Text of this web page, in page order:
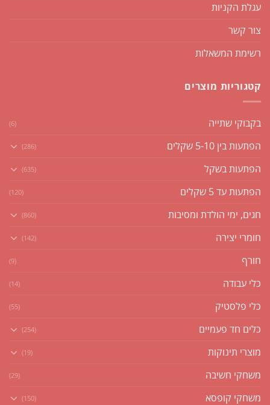
עגלת הקניות
צור קשר
רשימת המשאלות
קטגוריות מוצרים
בקבוקי שתייה (6)
הפתעות בין 5-10 שקלים (286)
הפתעות בשקל (635)
הפתעות עד 5 שקלים (120)
חגים, ימי הולדת ומסיבות (860)
חומרי יצירה (142)
חורף (9)
כלי עבודה (14)
כלי פלסטיק (55)
כלים חד פעמיים (254)
מוצרי תינוקות (19)
משחקי חשיבה (29)
משחקי קופסא (150)